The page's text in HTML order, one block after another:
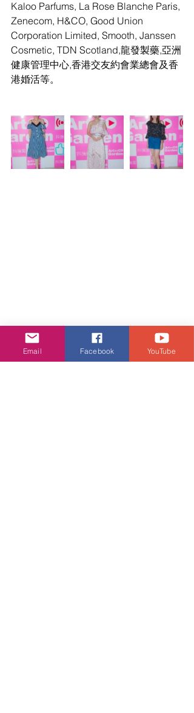
Kaloo Parfums, La Rose Blanche Paris,
Zenecom, H&CO, Good Union
Corporation Limited, Smooth, Janssen
Cosmetic, TDN Scotland,龍發製藥,亞洲
健康管理中心,香港交友約會業總會及香
港婚活等。
Email Facebook YouTube